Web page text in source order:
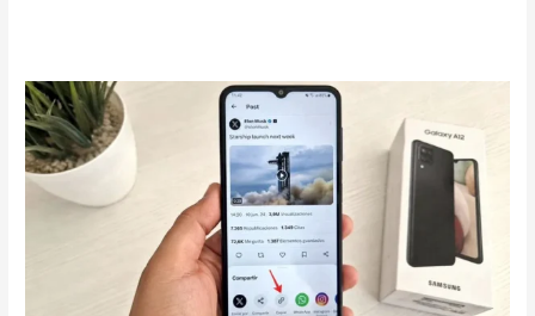
Descargar
videos
X
Android
fácil